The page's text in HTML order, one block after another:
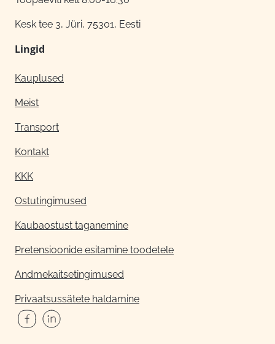
Kesk tee 3, Jüri, 75301, Eesti
Lingid
Kauplused
Meist
Transport
Kontakt
KKK
Ostutingimused
Kaubaostust taganemine
Pretensioonide esitamine toodetele
Andmekaitsetingimused
Privaatsussätete haldamine